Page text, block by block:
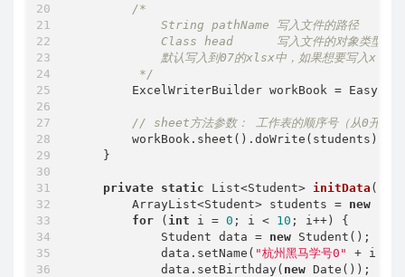
/*
            String pathName 写入文件的路径
            Class head      写入文件的对象类型
默认写入到07的xlsx中，如果想要写入xls，
         */
ExcelWriterBuilder workBook =
// sheet方法参数： 工作表的顺序号（从0开始）
        workBook.sheet().doWrite(students);
    }
private static List<Student> initData ()
        ArrayList<Student> students =
new
for ( int i = 0 ; i < 10 ; i++) {
            Student data =
new Student();
            data.setName(
"杭州黑马学号0"
+ i);
            data.setBirthday(
new Date());